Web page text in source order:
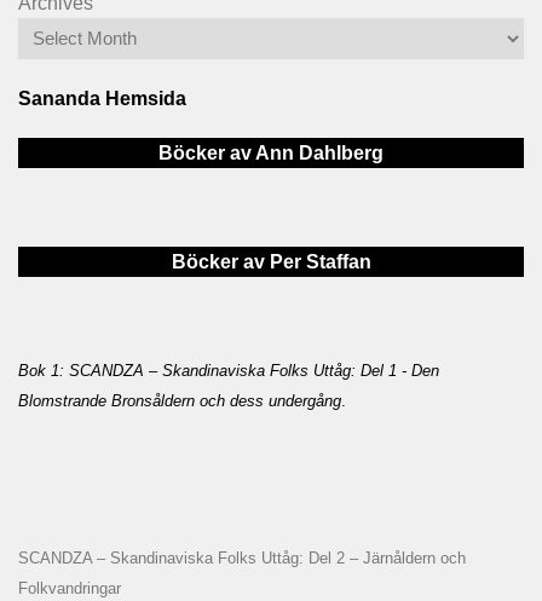
Sananda Hemsida
Böcker av Ann Dahlberg
Böcker av Per Staffan
Bok 1: SCANDZA – Skandinaviska Folks Uttåg: Del 1 - Den
Blomstrande Bronsåldern och dess undergång
SCANDZA – Skandinaviska Folks Uttåg: Del 2 – Järnåldern och
Folkvandringar